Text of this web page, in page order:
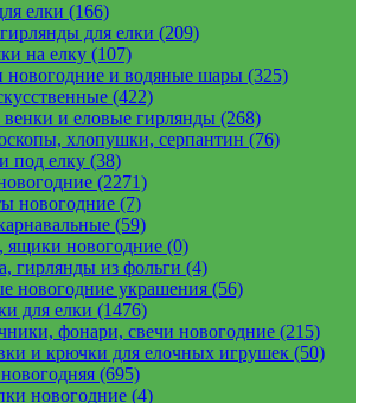
елки (166)
для елки (209)
на елку (107)
новогодние и водяные шары (325)
(422)
и еловые гирлянды (268)
хлопушки, серпантин (76)
под елку (38)
(2271)
новогодние (7)
(59)
ящики новогодние (0)
гирлянды из фольги (4)
новогодние украшения (56)
для елки (1476)
фонари, свечи новогодние (215)
и крючки для елочных игрушек (50)
(695)
новогодние (4)